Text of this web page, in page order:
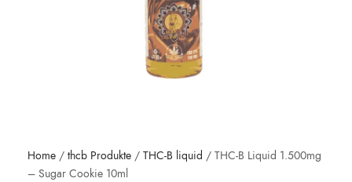
Home / thcb Produkte / THC-B liquid / THC-B Liquid 1.500mg
– Sugar Cookie 10ml